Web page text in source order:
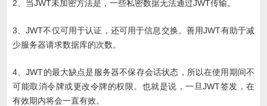
2、当JWT未加密方法是，一些私密数据无法通过JWT传输。
3、JWT不仅可用于认证，还可用于信息交换。善用JWT有助于减
少服务器请求数据库的次数。
4、JWT的最大缺点是服务器不保存会话状态，所以在使用期间不
可能取消令牌或更改令牌的权限。也就是说，一旦JWT签发，在
有效期内将会一直有效。